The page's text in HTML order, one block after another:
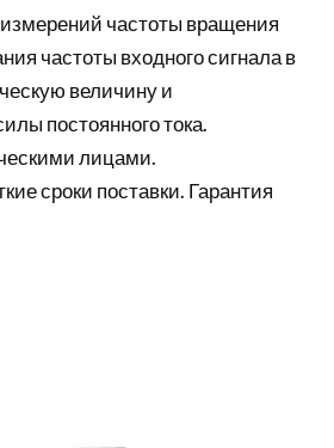
частоты вращения
частоты входного сигнала в
величину и
постоянного тока.
лицами.
сроки поставки. Гарантия